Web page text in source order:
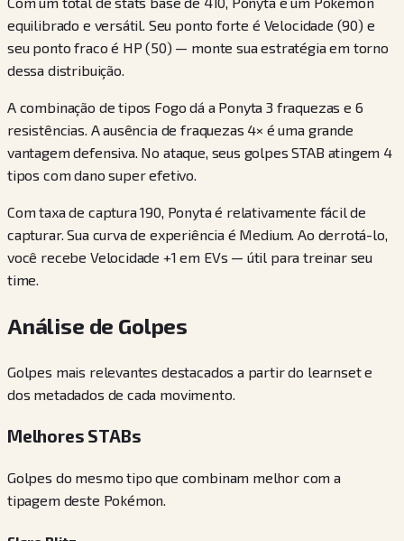
equilibrado e versátil. Seu ponto forte é Velocidade (90) e
seu ponto fraco é HP (50) — monte sua estratégia em torno
dessa distribuição.
A combinação de tipos Fogo dá a Ponyta 3 fraquezas e 6
resistências. A ausência de fraquezas 4× é uma grande
vantagem defensiva. No ataque, seus golpes STAB atingem 4
tipos com dano super efetivo.
Com taxa de captura 190, Ponyta é relativamente fácil de
capturar. Sua curva de experiência é Medium. Ao derrotá-lo,
você recebe Velocidade +1 em EVs — útil para treinar seu
time.
Análise de Golpes
Golpes mais relevantes destacados a partir do learnset e
dos metadados de cada movimento.
Melhores STABs
Golpes do mesmo tipo que combinam melhor com a
tipagem deste Pokémon.